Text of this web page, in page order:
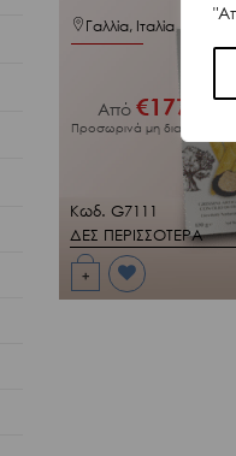
Προσθήκη
+
Κωδ. G7111
ΔΕΣ ΠΕΡΙΣΣΟΤΕΡΑ
Γαλλία, Ιταλία
Από €177,88
Προσωρινά μη διαθέσιμο